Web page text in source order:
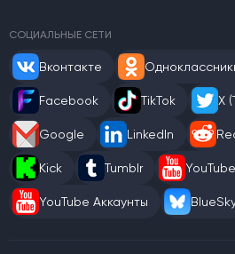
СОЦИАЛЬНЫЕ СЕТИ
Вконтакте
Facebook TikTok X
Google LinkedIn
Kick Tumblr
YouTube Аккаунты